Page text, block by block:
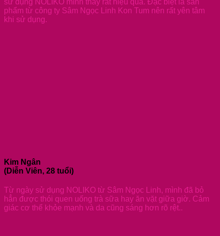
sử dụng NOLIKO mình thấy rất hiệu quả. Đặc biệt là sản
phẩm từ công ty Sâm Ngọc Linh Kon Tum nên rất yên tâm
khi sử dụng.
Kim Ngân
(Diễn Viên, 28 tuổi)
Từ ngày sử dụng NOLIKO từ Sâm Ngọc Linh, mình đã bỏ
hẳn được thói quen uống trà sữa hay ăn vặt giữa giờ. Cảm
giác cơ thể khỏe mạnh và da cũng sáng hơn rõ rệt..